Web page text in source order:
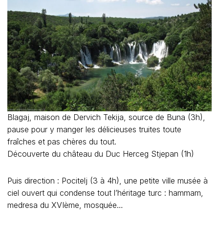
Blagaj, maison de Dervich Tekija, source de Buna (3h),
pause pour y manger les délicieuses truites toute
fraîches et pas chères du tout.
Découverte du château du Duc Herceg Stjepan (1h)
Puis direction : Pocitelj (3 à 4h), une petite ville musée à
ciel ouvert qui condense tout l’héritage turc : hammam,
medresa du XVIème, mosquée…